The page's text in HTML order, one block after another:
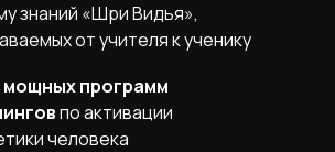
мощных программ
по активации
человека
знаний «Шри Видья»,
от учителя к ученику